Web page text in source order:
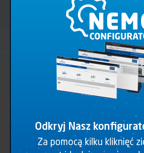
WIELE KORZYŚCI
SPERSONALIZOWANA
Instrukcji
montażu
i Cenniki
Odkryj Nasz
Za pomocą kilku kliknięć